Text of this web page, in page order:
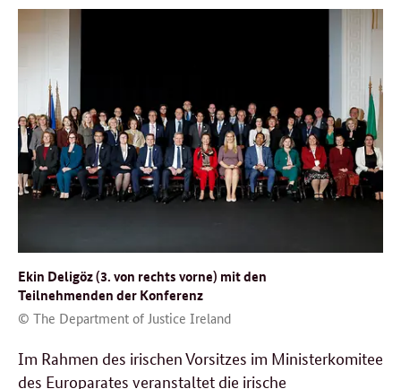
Ekin Deligöz (3. von rechts vorne) mit den
Teilnehmenden der Konferenz
© The Department of Justice Ireland
Im Rahmen des irischen Vorsitzes im Ministerkomitee
des Europarates veranstaltet die irische